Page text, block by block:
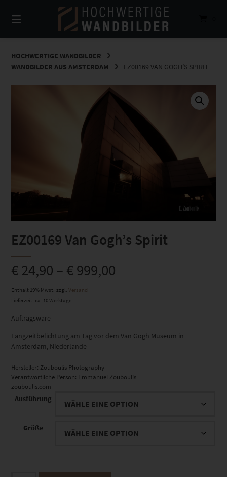
zum
Inhalt
HOCHWERTIGE WANDBILDER
WANDBILDER AUS AMSTERDAM
EZ00169 VAN GOGH’S SPIRIT
EZ00169 Van Gogh’s Spirit
€24,90 – €999,00
Enthält 19% Mwst. zzgl. Versand
Lieferzeit: ca. 10 Werktage
Auftragsware
Langzeitbelichtung am Tag vor dem Van Gogh Museum in
Amsterdam, Niederlande
Hersteller: Zouboulis Photography
Verantwortliche Person: Emmanuel Zouboulis
zouboulis.com
Ausführung
Größe